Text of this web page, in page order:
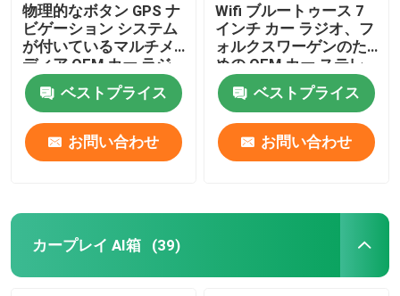
物理的なボタン GPS ナ
ビゲーション システム
が付いているマルチメ
ディア OEM カー ラジ
オ 8 インチ
ベストプライス
お問い合わせ
Wifi ブルートゥース 7
インチ カー ラジオ、フ
ォルクスワーゲンのた
めの OEM カー ステレ
オ
ベストプライス
お問い合わせ
カープレイ AI箱 (39)